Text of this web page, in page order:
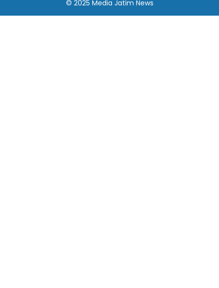
© 2025 Media Jatim News